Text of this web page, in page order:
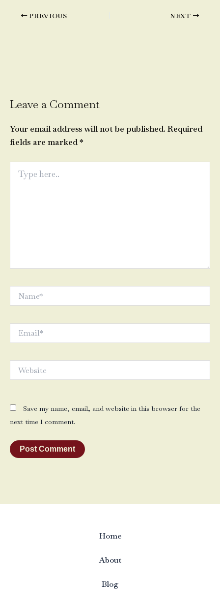
PREVIOUS NEXT
Leave a Comment
Your email address will not be published. Required
fields are marked*
here..
Save my name, email, and website in this browser for the
next time I comment.
Home
About
Blog